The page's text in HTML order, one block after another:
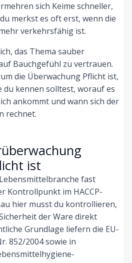
sich Keime schneller,
merkst es oft erst, wenn die
verkehrsfähig ist.
das Thema sauber
Bauchgefühl zu vertrauen.
die Überwachung Pflicht ist,
du kennen solltest, worauf es
ankommt und wann sich der
rechnet.
ist
fast
Kontrollpunkt im HACCP-
hier musst du kontrollieren,
der Ware direkt
Grundlage liefern die EU-
852/2004 sowie in